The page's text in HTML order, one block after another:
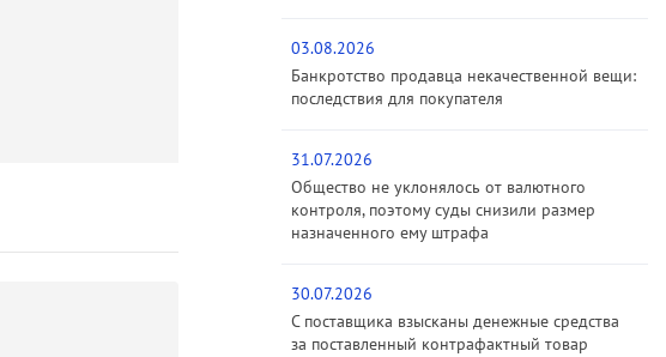
03.08.2026
Банкротство продавца некачественной вещи:
последствия для покупателя
31.07.2026
Общество не уклонялось от валютного
контроля, поэтому суды снизили размер
назначенного ему штрафа
30.07.2026
С поставщика взысканы денежные средства
за поставленный контрафактный товар